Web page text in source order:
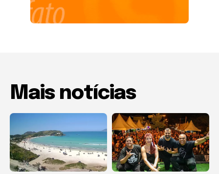
Mais notícias